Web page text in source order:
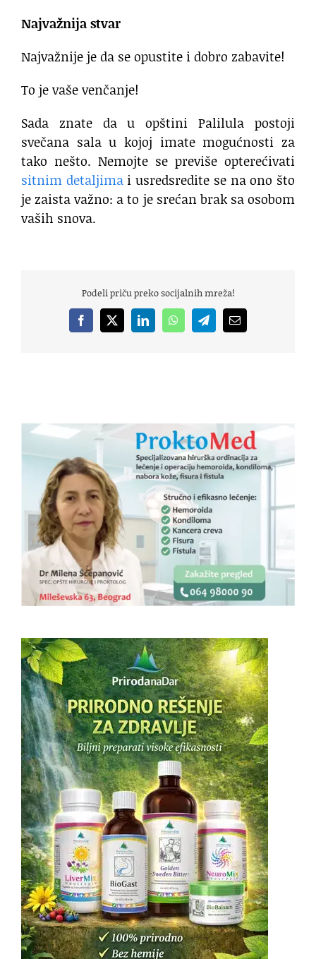
Najvažnija stvar
Najvažnije je da se opustite i dobro zabavite!
To je vaše venčanje!
Sada znate da u opštini Palilula postoji
svečana sala u kojoj imate mogućnosti za
tako nešto. Nemojte se previše opterećivati
sitnim detaljimai usredsredite se na ono što
je zaista važno: a to je srećan brak sa osobom
vaših snova.
Podeli priču preko socijalnih mreža!
Facebook
X LinkedInWhatsAppTelegramEmail